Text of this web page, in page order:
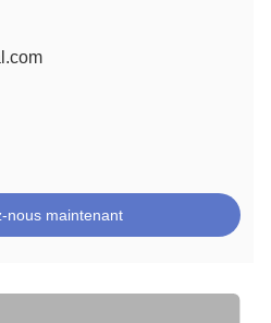
nous maintenant